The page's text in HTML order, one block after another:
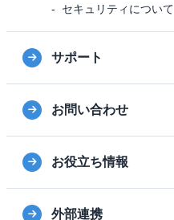
セキュリティについて
サポート
お問い合わせ
お役立ち情報
外部連携